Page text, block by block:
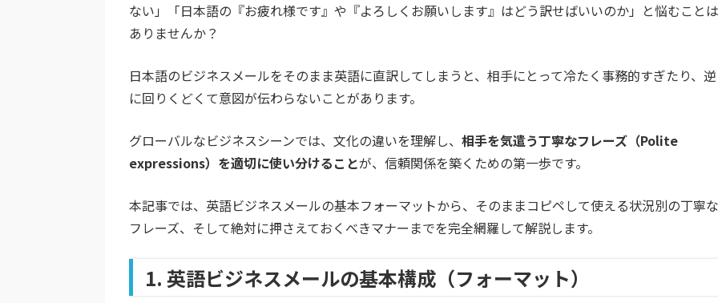
ない」「日本語の『お疲れ様です』や『よろしくお願いします』はどう訳せばいいのか」と悩むことは
ありませんか？
日本語のビジネスメールをそのまま英語に直訳してしまうと、相手にとって冷たく事務的すぎたり、逆
に回りくどくて意図が伝わらないことがあります。
グローバルなビジネスシーンでは、文化の違いを理解し、 相手を気遣う丁寧なフレーズ（Polite
expressions）を適切に使い分けることが、信頼関係を築くための第一歩です。
本記事では、英語ビジネスメールの基本フォーマットから、そのままコピペして使える状況別の丁寧な
フレーズ、そして絶対に押さえておくべきマナーまでを完全網羅して解説します。
1. 英語ビジネスメールの基本構成（フォーマット）